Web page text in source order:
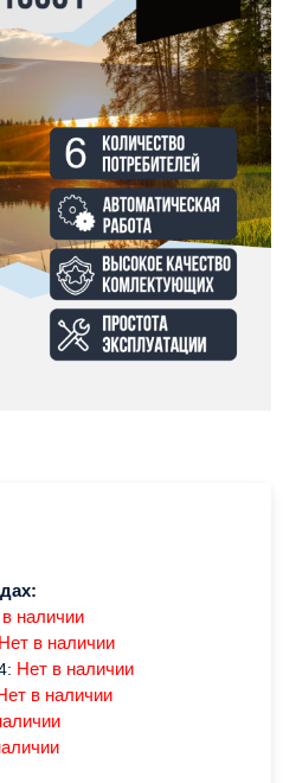
наличии
Нет в наличии
Нет в наличии
в наличии